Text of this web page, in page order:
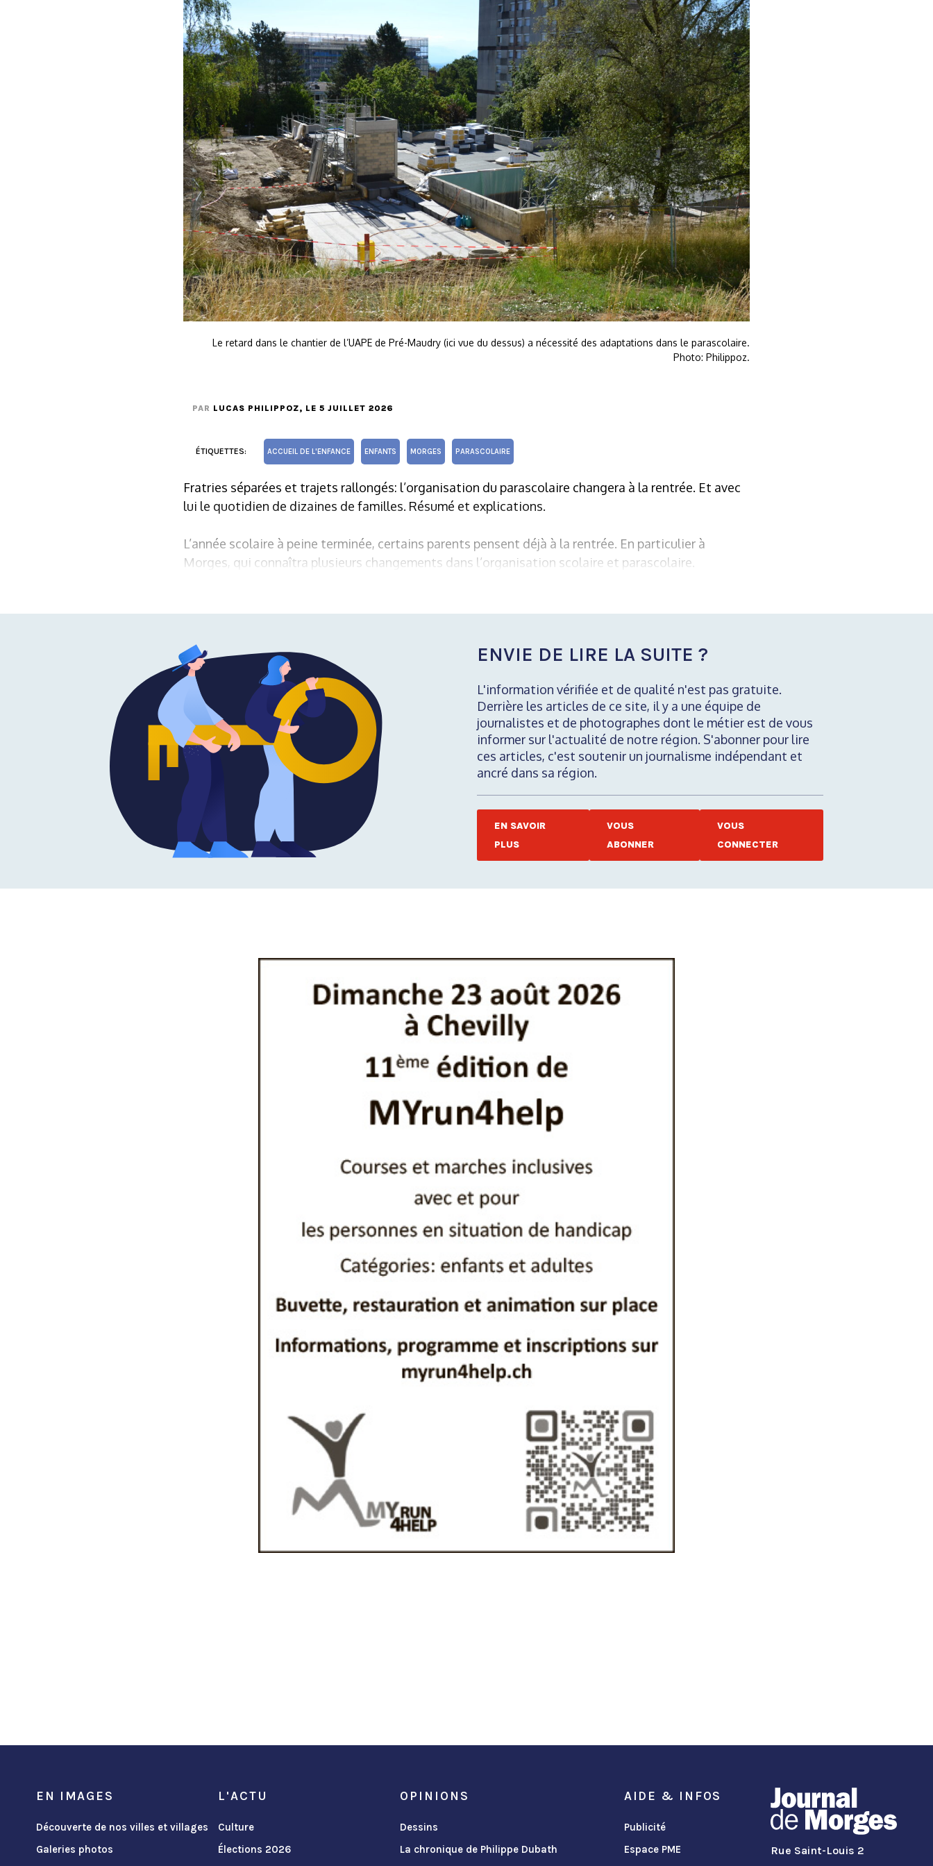
Le retard dans le chantier de l’UAPE de Pré-Maudry (ici vue du dessus) a nécessité des adaptations dans le parascolaire.
Photo: Philippoz.
PAR LUCAS PHILIPPOZ, LE 5 JUILLET 2026
ÉTIQUETTES: ACCUEIL DE L'ENFANCE ENFANTS MORGES PARASCOLAIRE
Fratries séparées et trajets rallongés: l’organisation du parascolaire changera à la rentrée. Et avec
lui le quotidien de dizaines de familles. Résumé et explications.
L’année scolaire à peine terminée, certains parents pensent déjà à la rentrée. En particulier à
Morges, qui connaîtra plusieurs changements dans l’organisation scolaire et parascolaire.
ENVIE DE LIRE LA SUITE ?
L'information vérifiée et de qualité n'est pas gratuite.
Derrière les articles de ce site, il y a une équipe de
journalistes et de photographes dont le métier est de vous
informer sur l'actualité de notre région. S'abonner pour lire
ces articles, c'est soutenir un journalisme indépendant et
ancré dans sa région.
EN SAVOIR
PLUS
VOUS
ABONNER
VOUS
CONNECTER
EN IMAGES
Découverte de nos villes et villages
Galeries photos
L'ACTU
Culture
Élections 2026
OPINIONS
Dessins
La chronique de Philippe Dubath
AIDE & INFOS
Publicité
Espace PME
Rue Saint-Louis 2